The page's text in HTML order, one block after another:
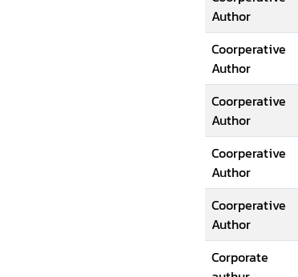
Author
Coorperative
Author
Coorperative
Author
Coorperative
Author
Coorperative
Author
Corporate